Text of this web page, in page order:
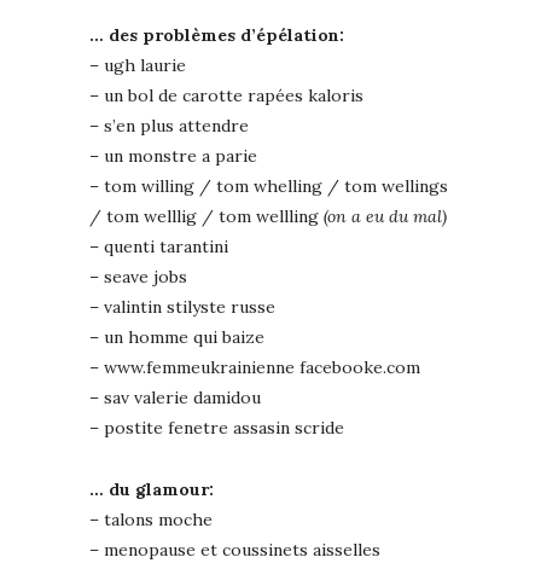
… des problèmes d’épélation:
– ugh laurie
– un bol de carotte rapées kaloris
– s’en plus attendre
– un monstre a parie
– tom willing / tom whelling / tom wellings
/ tom welllig / tom wellling (on a eu du mal)
– quenti tarantini
– seave jobs
– valintin stilyste russe
– un homme qui baize
– www.femmeukrainienne facebooke.com
– sav valerie damidou
– postite fenetre assasin scride
… du glamour:
– talons moche
– menopause et coussinets aisselles